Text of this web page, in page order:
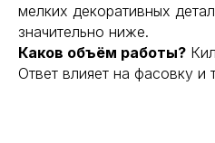
мелких декоративных
значительно ниже.
Каков объём работы?
Ответ влияет на фасовку и